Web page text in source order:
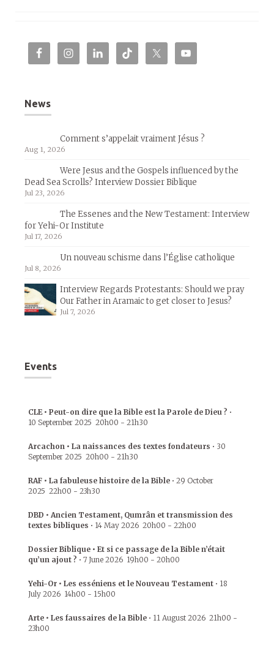
News
Comment s’appelait vraiment Jésus ?
Aug 1, 2026
Were Jesus and the Gospels influenced by the
Dead Sea Scrolls? Interview Dossier Biblique
Jul 23, 2026
The Essenes and the New Testament: Interview
for Yehi-Or Institute
Jul 17, 2026
Un nouveau schisme dans l’Église catholique
Jul 8, 2026
Interview Regards Protestants: Should we pray
Our Father in Aramaic to get closer to Jesus?
Jul 7, 2026
Events
CLE • Peut-on dire que la Bible est la Parole de Dieu ? •
10 September 2025 20h00 - 21h30
Arcachon • La naissances des textes fondateurs • 30
September 2025 20h00 - 21h30
RAF • La fabuleuse histoire de la Bible • 29 October
2025 22h00 - 23h30
DBD • Ancien Testament, Qumrân et transmission des
textes bibliques • 14 May 2026 20h00 - 22h00
Dossier Biblique • Et si ce passage de la Bible n’était
qu’un ajout ? • 7 June 2026 19h00 - 20h00
Yehi-Or • Les esséniens et le Nouveau Testament • 18
July 2026 14h00 - 15h00
Arte • Les faussaires de la Bible • 11 August 2026 21h00 -
23h00